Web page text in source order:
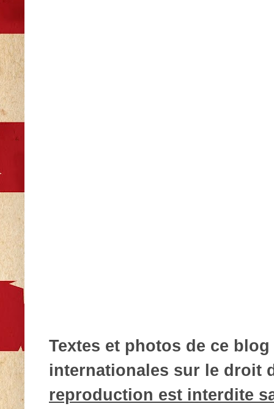
Textes et photos de ce
internationales sur le droit
reproduction est interdite